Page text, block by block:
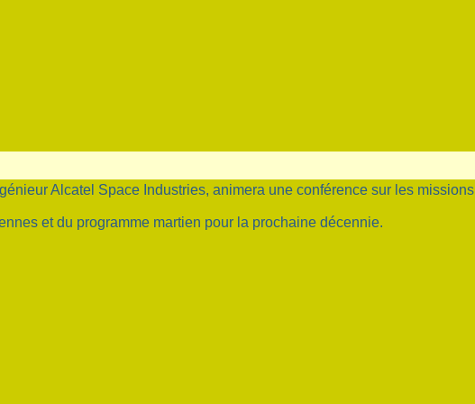
Alcatel Space Industries, animera une conférence sur les missions
et du programme martien pour la prochaine décennie.